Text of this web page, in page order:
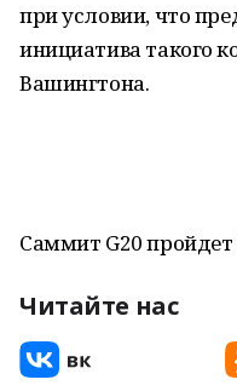
при условии, что
инициатива такого
Вашингтона.
Саммит G20
Читайте нас